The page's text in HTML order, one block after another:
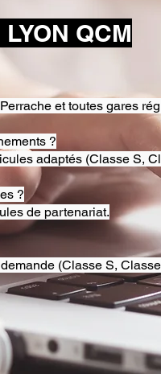
QCM
et toutes gares
?
adaptés (Classe S,
?
de partenariat.
(Classe S, Classe